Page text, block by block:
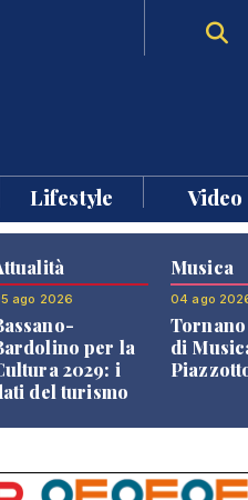
Lifestyle Video
ago 2026
per la
2029: i
del turismo
Musica
04 ago
di